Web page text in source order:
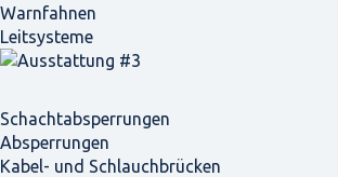
Warnfahnen
Leitsysteme
Schacht­absperrungen
Absperrungen
Kabel- und Schlauchbrücken